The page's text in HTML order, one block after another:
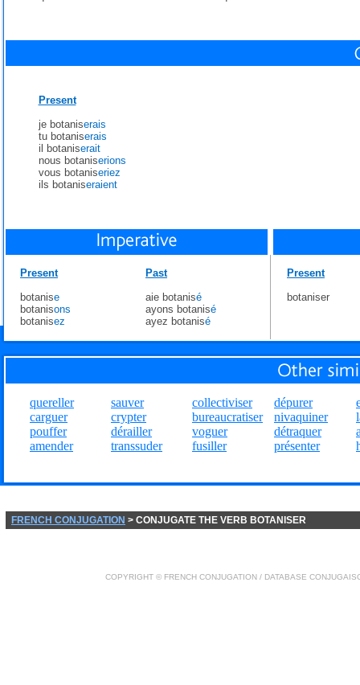
Present
je botaniserais
tu botaniserais
il botaniserait
nous botaniserions
vous botaniseriez
ils botaniseraient
Present
botanise
botanisons
botanisez
Past
aie botanisé
ayons botanisé
ayez botanisé
Present
botaniser
quereller
carguer
pouffer
amender
sauver
crypter
dérailler
transsuder
collectiviser
bureaucratiser
voguer
fusiller
dépurer
nivaquiner
détraquer
présenter
FRENCH CONJUGATION > CONJUGATE THE VERB BOTANISER
COPYRIGHT © FRENCH CONJUGATION / DATABASE